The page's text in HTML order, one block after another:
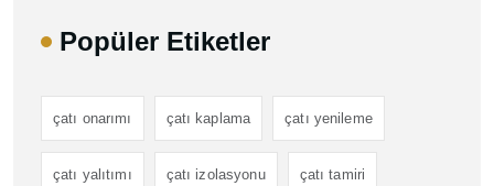
Popüler Etiketler
çatı onarımı çatı kaplama çatı yenileme
çatı yalıtımı çatı izolasyonu çatı tamiri